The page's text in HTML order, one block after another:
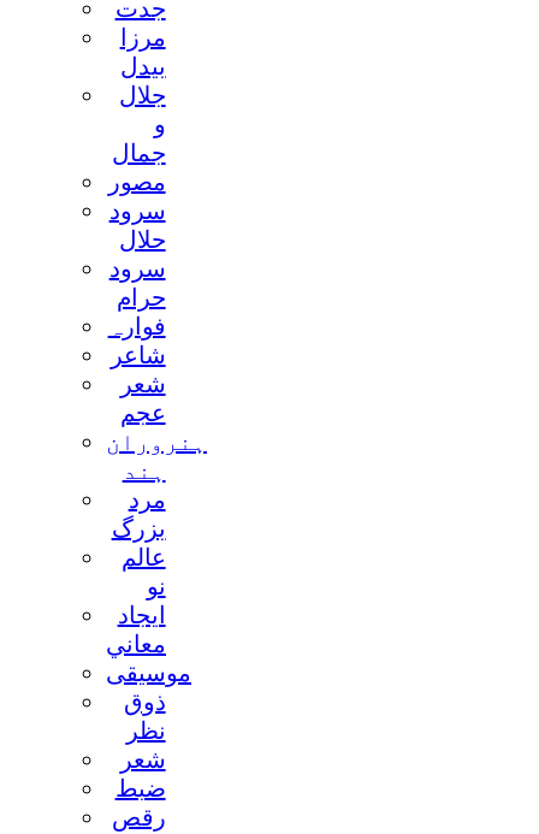
جدت
مرزا
بيدل
جلال
و
جمال
مصور
سرود
حلال
سرود
حرام
فوارہ
شاعر
شعر
عجم
ہنروران
ہند
مرد
بزرگ
عالم
نو
ايجاد
معاني
موسيقی
ذوق
نظر
شعر
ضبط
رقص